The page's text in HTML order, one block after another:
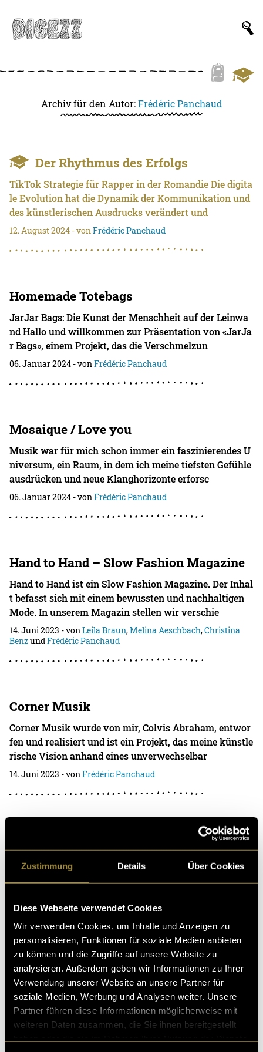
Zustimmung Details Über Cookies
Diese Webseite verwendet Cookies
Wir verwenden Cookies, um Inhalte und Anzeigen zu
personalisieren, Funktionen für soziale Medien anbieten
zu können und die Zugriffe auf unsere Website zu
analysieren. Außerdem geben wir Informationen zu Ihrer
Verwendung unserer Website an unsere Partner für
soziale Medien, Werbung und Analysen weiter. Unsere
Partner führen diese Informationen möglicherweise mit
weiteren Daten zusammen, die Sie ihnen bereitgestellt
Archiv für den Autor:Frédéric Panchaud
Der Rhythmus des Erfolgs
TikTok Strategie für Rapper in der Romandie Die digita
le Evolution hat die Dynamik der Kommunikation und
des künstlerischen Ausdrucks verändert und
12. August 2024 - vonFrédéric Panchaud
Homemade Totebags
JarJar Bags: Die Kunst der Menschheit auf der Leinwa
nd Hallo und willkommen zur Präsentation von «JarJa
r Bags», einem Projekt, das die Verschmelzun
06. Januar 2024 - vonFrédéric Panchaud
Mosaique / Love you
Musik war für mich schon immer ein faszinierendes U
niversum, ein Raum, in dem ich meine tiefsten Gefühle
ausdrücken und neue Klanghorizonte erforsc
06. Januar 2024 - vonFrédéric Panchaud
Hand to Hand – Slow Fashion Magazine
Hand to Hand ist ein Slow Fashion Magazine. Der Inhal
t befasst sich mit einem bewussten und nachhaltigen
Mode. In unserem Magazin stellen wir verschie
14. Juni 2023 - vonLeila Braun,Melina Aeschbach,Christina
BenzundFrédéric Panchaud
Corner Musik
Corner Musik wurde von mir, Colvis Abraham, entwor
fen und realisiert und ist ein Projekt, das meine künstle
rische Vision anhand eines unverwechselbar
14. Juni 2023 - vonFrédéric Panchaud
Das Projekt geht weiter… In den letzten Monaten habe i
ch viel Zeit im Studio verbracht, um künstlerische Fors
03. Januar 2023- vonFrédéric Panchaud
Run through history
In der letzten Zeit habe ich von vielen Leuten immer wi
eder gehört, dass in den letzten Jahren so viel passiert